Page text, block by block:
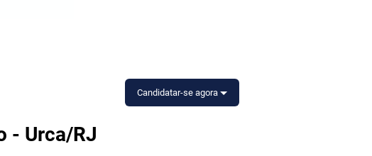
Candidatar-se agora
- Urca/RJ